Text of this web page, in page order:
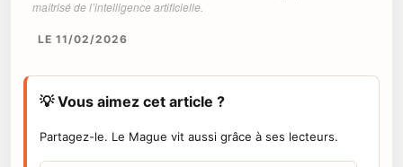
maîtrisé de l’intelligence artificielle.
LE 11/02/2026
💡 Vous aimez cet article ?
Partagez-le. Le Mague vit aussi grâce à ses lecteurs.